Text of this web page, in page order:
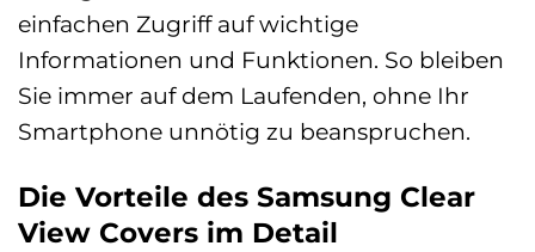
einfachen Zugriff auf wichtige
Informationen und Funktionen. So bleiben
Sie immer auf dem Laufenden, ohne Ihr
Smartphone unnötig zu beanspruchen.
Die Vorteile des Samsung Clear
View Covers im Detail